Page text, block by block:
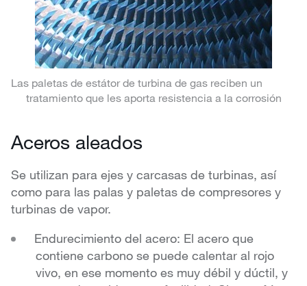
Las paletas de estátor de turbina de gas reciben un
tratamiento que les aporta resistencia a la corrosión
Aceros aleados
Se utilizan para ejes y carcasas de turbinas, así
como para las palas y paletas de compresores y
turbinas de vapor.
Endurecimiento del acero: El acero que
contiene carbono se puede calentar al rojo
vivo, en ese momento es muy débil y dúctil, y